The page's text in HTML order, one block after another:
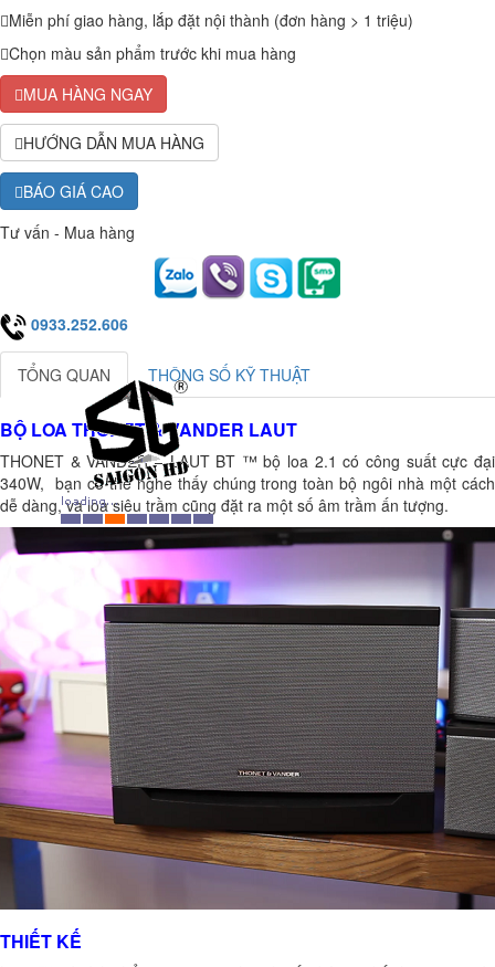
Miễn phí giao hàng, lắp đặt nội thành (đơn hàng > 1 triệu)
Chọn màu sản phẩm trước khi mua hàng
MUA HÀNG NGAY
HƯỚNG DẪN MUA HÀNG
BÁO GIÁ CAO
Tư vấn - Mua hàng
0933.252.606
TỔNG QUAN THÔNG SỐ KỸ THUẬT
BỘ LOA THONET & VANDER LAUT
THONET & VANDER – LAUT BT ™ bộ loa 2.1 có công suất cực đại
340W, bạn có thể nghe thấy chúng trong toàn bộ ngôi nhà một cách
dễ dàng, và loa siêu trầm cũng đặt ra một số âm trầm ấn tượng.
THIẾT KẾ